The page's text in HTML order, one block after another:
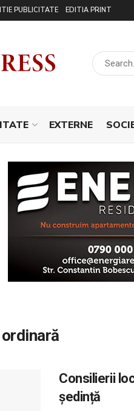
PUBLICITATE EDITIA PRINT
EXTERNE
Consilierii
ședință